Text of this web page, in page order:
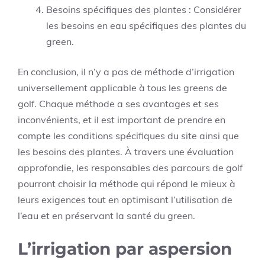
Besoins spécifiques des plantes : Considérer
les besoins en eau spécifiques des plantes du
green.
En conclusion, il n’y a pas de méthode d’irrigation
universellement applicable à tous les greens de
golf. Chaque méthode a ses avantages et ses
inconvénients, et il est important de prendre en
compte les conditions spécifiques du site ainsi que
les besoins des plantes. À travers une évaluation
approfondie, les responsables des parcours de golf
pourront choisir la méthode qui répond le mieux à
leurs exigences tout en optimisant l’utilisation de
l’eau et en préservant la santé du green.
L’irrigation par aspersion